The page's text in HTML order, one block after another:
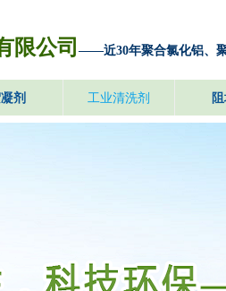
剂 工业清洗剂
限公司 ——近30年聚合氯化铝、